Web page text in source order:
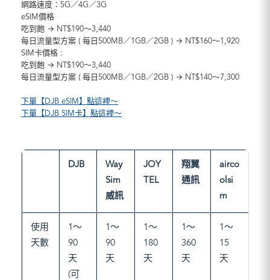
網路速度：5G／4G／3G
eSIM價格
吃到飽 → NT$190～3,440
每日流量型方案 ( 每日500MB／1GB／2GB ) → NT$160～1,920
SIM卡價格 :
吃到飽 → NT$190～3,440
每日流量型方案 ( 每日500MB／1GB／2GB ) → NT$140～7,300
下單【DJB eSIM】點這裡～
下單【DJB SIM卡】點這裡～
DJB
Way
Sim
威訊
JOY
TEL
翔翼
通訊
airco
olsi
m
使用
天數
1～
90
天
(可
1～
90
天
1～
180
天
1～
360
天
1～
15
天